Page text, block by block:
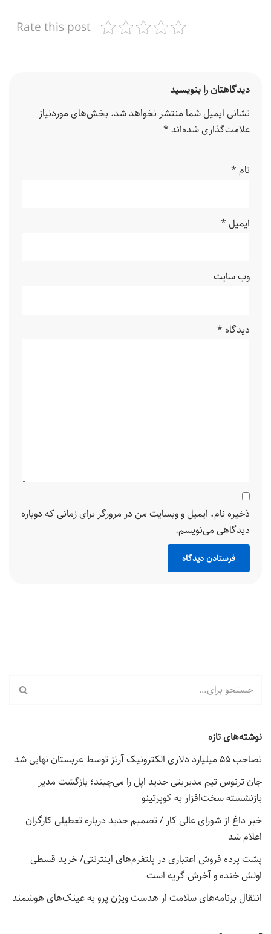
Rate this post
دیدگاهتان را بنویسید
نشانی ایمیل شما منتشر نخواهد شد. بخش‌های موردنیاز
علامت‌گذاری شده‌اند *
نام *
ایمیل *
وب‌ سایت
دیدگاه *
ذخیره نام، ایمیل و وبسایت من در مرورگر برای زمانی که دوباره
دیدگاهی می‌نویسم.
نوشته‌های تازه
تصاحب ۵۵ میلیارد دلاری الکترونیک آرتز توسط عربستان نهایی شد
جان ترنوس تیم مدیریتی جدید اپل را می‌چیند؛ بازگشت مدیر
بازنشسته سخت‌افزار به کوپرتینو
خبر داغ از شورای عالی کار / تصمیم جدید درباره تعطیلی کارگران
اعلام شد
پشت پرده فروش اعتباری در پلتفرم‌های اینترنتی/ خرید قسطی
اولش خنده و آخرش گریه است
انتقال برنامه‌های سلامت از هدست ویژن پرو به عینک‌های هوشمند